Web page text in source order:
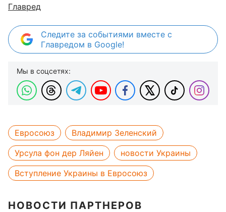
Главред
Следите за событиями вместе с
Главредом в Google!
Мы в соцсетях:
Евросоюз
Владимир Зеленский
Урсула фон дер Ляйен
новости Украины
Вступление Украины в Евросоюз
НОВОСТИ ПАРТНЕРОВ